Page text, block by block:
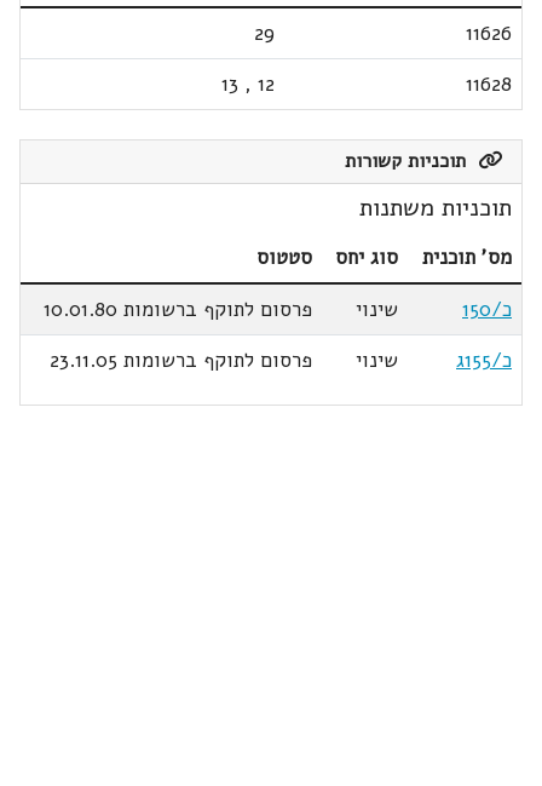
11626
29
11628
12
,
13
תוכניות קשורות
תוכניות משתנות
מס' תוכנית סוג יחס
סטטוס
כ/150
שינוי
פרסום לתוקף ברשומות 10.01.80
כ/155ג
שינוי פרסום לתוקף ברשומות 23.11.05